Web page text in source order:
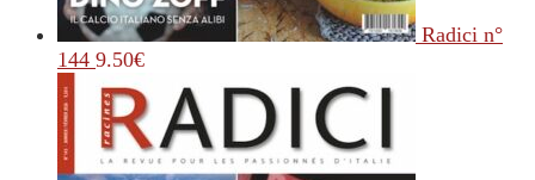
Radici n°
144 9.50€